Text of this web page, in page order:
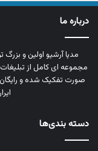
درباره ما
مدیا آرشیو اولین و
مجموعه‌ ای کامل از تبلیغات
صورت تفکیک‌ شده و رایگان
دسته بندی‌ها